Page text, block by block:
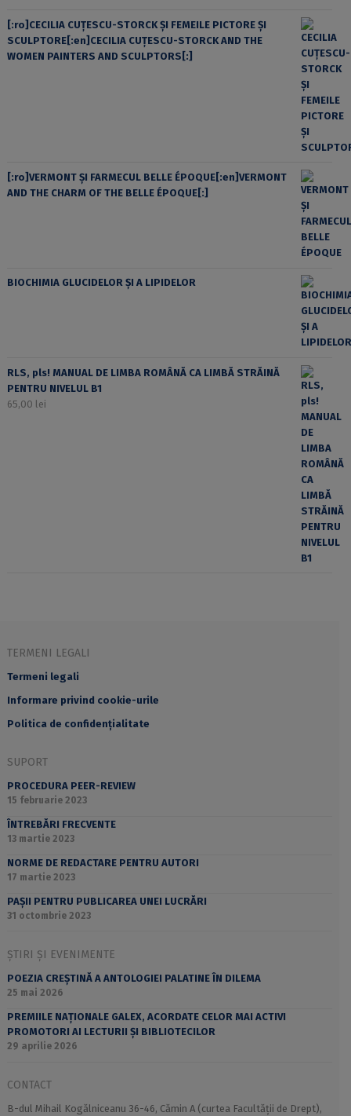
[:ro]CECILIA CUŢESCU-STORCK ŞI FEMEILE PICTORE ŞI
SCULPTORE[:en]CECILIA CUŢESCU-STORCK AND THE
WOMEN PAINTERS AND SCULPTORS[:]
[:ro]VERMONT ȘI FARMECUL BELLE ÉPOQUE[:en]VERMONT
AND THE CHARM OF THE BELLE ÉPOQUE[:]
BIOCHIMIA GLUCIDELOR ȘI A LIPIDELOR
RLS, pls! MANUAL DE LIMBA ROMÂNĂ CA LIMBĂ STRĂINĂ
PENTRU NIVELUL B1
65,00 lei
TERMENI LEGALI
Termeni legali
Informare privind cookie-urile
Politica de confidențialitate
SUPORT
PROCEDURA PEER-REVIEW
15 februarie 2023
ÎNTREBĂRI FRECVENTE
13 martie 2023
NORME DE REDACTARE PENTRU AUTORI
17 martie 2023
PAȘII PENTRU PUBLICAREA UNEI LUCRĂRI
31 octombrie 2023
ȘTIRI ȘI EVENIMENTE
POEZIA CREȘTINĂ A ANTOLOGIEI PALATINE ÎN DILEMA
25 mai 2026
PREMIILE NAȚIONALE GALEX, ACORDATE CELOR MAI ACTIVI
PROMOTORI AI LECTURII ȘI BIBLIOTECILOR
29 aprilie 2026
CONTACT
B-dul Mihail Kogălniceanu 36-46, Cămin A (curtea Facultății de Drept),